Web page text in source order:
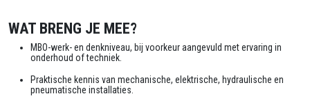
WAT BRENG JE MEE?
MBO-werk- en denkniveau, bij voorkeur aangevuld met ervaring in
onderhoud of techniek.
Praktische kennis van mechanische, elektrische, hydraulische en
pneumatische installaties.